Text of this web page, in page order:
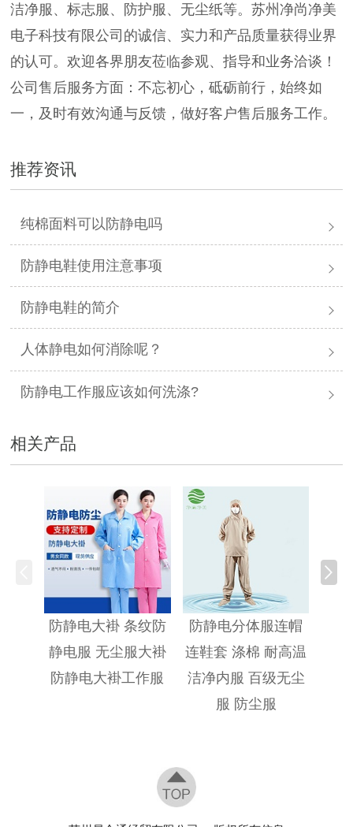
洁净服、标志服、防护服、无尘纸等。苏州净尚净美
电子科技有限公司的诚信、实力和产品质量获得业界
的认可。欢迎各界朋友莅临参观、指导和业务洽谈！
公司售后服务方面：不忘初心，砥砺前行，始终如
一，及时有效沟通与反馈，做好客户售后服务工作。
推荐资讯
纯棉面料可以防静电吗
防静电鞋使用注意事项
防静电鞋的简介
人体静电如何消除呢？
防静电工作服应该如何洗涤?
相关产品
防静电大褂 条纹防
静电服 无尘服大褂
防静电大褂工作服
防静电分体服连帽
连鞋套 涤棉 耐高温
洁净内服 百级无尘
服 防尘服
防